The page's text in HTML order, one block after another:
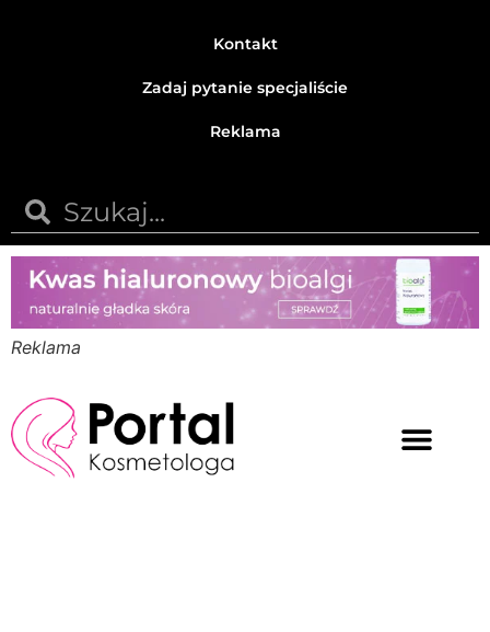
Kontakt
Zadaj pytanie specjaliście
Reklama
Reklama